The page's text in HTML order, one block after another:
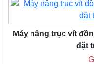
Máy nâng trục vít
đặt